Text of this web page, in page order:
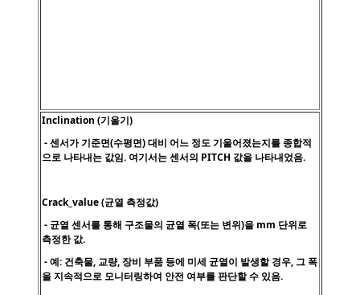
Inclination (기울기)
- 센서가 기준면(수평면) 대비 어느 정도 기울어졌는지를 종합적
으로 나타내는 값임. 여기서는 센서의 PITCH 값을 나타내었음.
Crack_value (균열 측정값)
- 균열 센서를 통해 구조물의 균열 폭(또는 변위)을 mm 단위로
측정한 값.
- 예: 건축물, 교량, 장비 부품 등에 미세 균열이 발생할 경우, 그 폭
을 지속적으로 모니터링하여 안전 여부를 판단할 수 있음.